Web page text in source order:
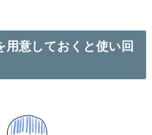
用意しておくと使い回